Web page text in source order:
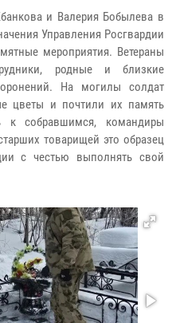
и Валерия Бобылева в
Управления Росгвардии
мероприятия. Ветераны
родные и близкие
На могилы солдат
цветы и почтили их память
к собравшимся, командиры
товарищей это образец
с честью выполнять свой